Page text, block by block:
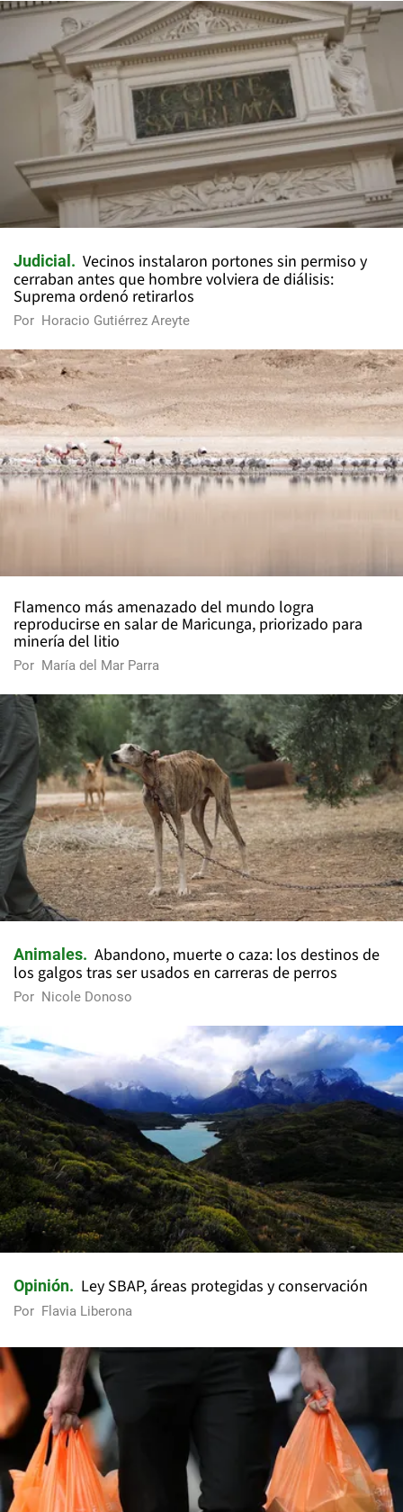
Judicial
Vecinos instalaron portones sin permiso y
cerraban antes que hombre volviera de diálisis:
Suprema ordenó retirarlos
Por Horacio Gutiérrez Areyte
Flamenco más amenazado del mundo logra
reproducirse en salar de Maricunga, priorizado para
minería del litio
Por María del Mar Parra
Animales
Abandono, muerte o caza: los destinos de
los galgos tras ser usados en carreras de perros
Por Nicole Donoso
Opinión Ley SBAP, áreas protegidas y conservación
Por Flavia Liberona